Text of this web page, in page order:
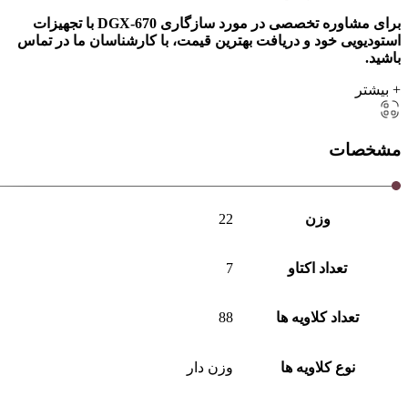
برای مشاوره تخصصی در مورد سازگاری DGX-670 با تجهیزات
استودیویی خود و دریافت بهترین قیمت، با کارشناسان ما در تماس
باشید.
+ بیشتر
مشخصات
وزن 22
تعداد اکتاو 7
تعداد کلاویه ها 88
نوع کلاویه ها وزن دار